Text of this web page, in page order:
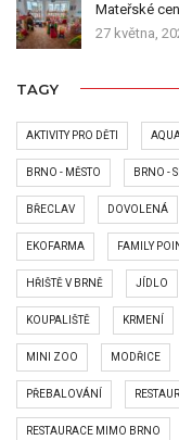
Mateřské
27 května,
TAGY
AKTIVITY PRO DĚTI
BRNO - MĚSTO BRNO -
BŘECLAV DOVOLENÁ
EKOFARMA FAMILY
HŘIŠTĚ V BRNĚ JÍDLO
KOUPALIŠTĚ KRMENÍ
MINI ZOO MODŘICE
PŘEBALOVÁNÍ
RESTAURACE MIMO BRNO